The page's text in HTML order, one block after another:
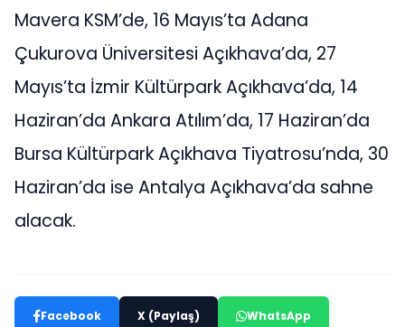
Mavera KSM’de, 16 Mayıs’ta Adana
Çukurova Üniversitesi Açıkhava’da, 27
Mayıs’ta İzmir Kültürpark Açıkhava’da, 14
Haziran’da Ankara Atılım’da, 17 Haziran’da
Bursa Kültürpark Açıkhava Tiyatrosu’nda, 30
Haziran’da ise Antalya Açıkhava’da sahne
alacak.
Facebook X (Paylaş) WhatsApp